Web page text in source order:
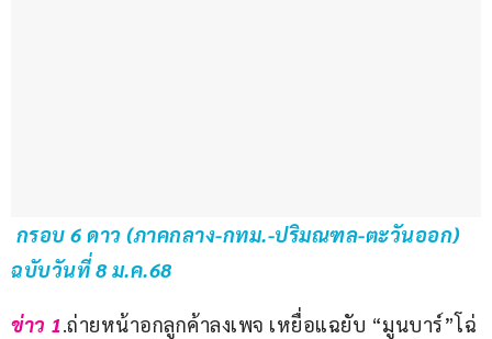
กรอบ 6 ดาว (ภาคกลาง-กทม.-ปริมณฑล-ตะวันออก)
ฉบับวันที่ 8 ม.ค.68
ข่าว 1.ถ่ายหน้าอกลูกค้าลงเพจ เหยื่อแฉยับ “มูนบาร์”โฉ่